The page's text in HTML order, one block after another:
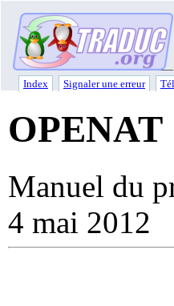
Index Signaler une erreur
OPENAT
Manuel du
4 mai 2012